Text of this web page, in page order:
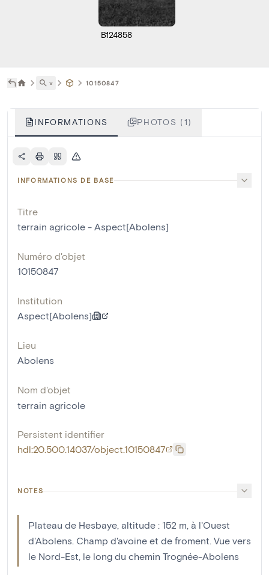
B124858
˅ 10150847
INFORMATIONS PHOTOS (1)
INFORMATIONS DE BASE
Titre
terrain agricole - Aspect[Abolens]
Numéro d'objet
10150847
Institution
Aspect[Abolens]
Lieu
Abolens
Nom d'objet
terrain agricole
Persistent identifier
hdl:20.500.14037/object.10150847
NOTES
Plateau de Hesbaye, altitude : 152 m, à l'Ouest
d'Abolens. Champ d'avoine et de froment. Vue vers
le Nord-Est, le long du chemin Trognée-Abolens